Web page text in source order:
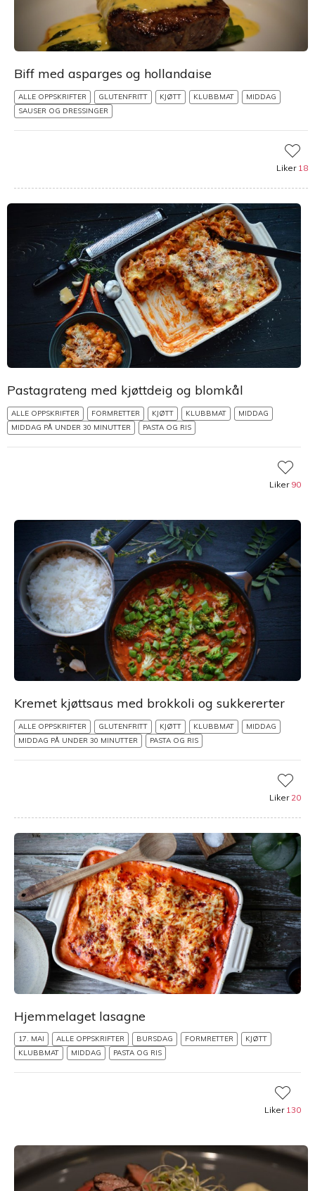
Biff med asparges og hollandaise
ALLE OPPSKRIFTER GLUTENFRITT KJØTT KLUBBMAT
MIDDAG
SAUSER OG DRESSINGER
Liker 18
Pastagrateng med kjøttdeig og blomkål
ALLE OPPSKRIFTER FORMRETTER KJØTT KLUBBMAT
MIDDAG
MIDDAG PÅ UNDER 30 MINUTTER
PASTA OG RIS
Liker 90
Kremet kjøttsaus med brokkoli og sukkererter
ALLE OPPSKRIFTER GLUTENFRITT KJØTT KLUBBMAT
MIDDAG
MIDDAG PÅ UNDER 30 MINUTTER
PASTA OG RIS
Liker 20
Hjemmelaget lasagne
17. MAI ALLE OPPSKRIFTER BURSDAG FORMRETTER
KJØTT
KLUBBMAT
MIDDAG PASTA OG RIS
Liker 130